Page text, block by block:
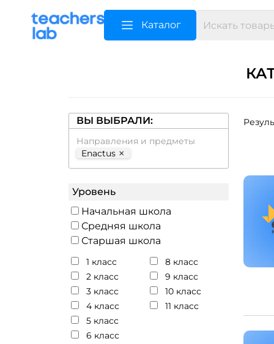
Каталог
ВЫ ВЫБРАЛИ:
Направления и предметы
Enactus ×
Уровень
Начальная школа
Средняя школа
Старшая школа
1 класс
2 класс
3 класс
4 класс
5 класс
6 класс
8 класс
9 класс
10 класс
11 класс